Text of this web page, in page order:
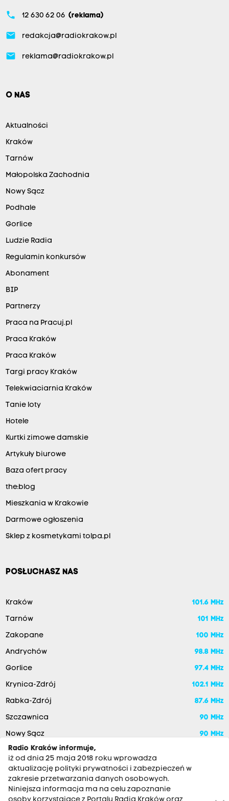
phone 12 630 62 06 (reklama)
email redakcja@radiokrakow.pl
email reklama@radiokrakow.pl
O NAS
Aktualności
Kraków
Tarnów
Małopolska Zachodnia
Nowy Sącz
Podhale
Gorlice
Ludzie Radia
Regulamin konkursów
Abonament
BIP
Partnerzy
Praca na Pracuj.pl
Praca Kraków
Praca Kraków
Targi pracy Kraków
Telekwiaciarnia Kraków
Tanie loty
Hotele
Kurtki zimowe damskie
Artykuły biurowe
Baza ofert pracy
the:blog
Mieszkania w Krakowie
Darmowe ogłoszenia
Sklep z kosmetykami tolpa.pl
POSŁUCHASZ NAS
Kraków 101.6 MHz
Tarnów 101 MHz
Zakopane 100 MHz
Andrychów 98.8 MHz
Gorlice 97.4 MHz
Krynica-Zdrój 102.1 MHz
Rabka-Zdrój 87.6 MHz
Szczawnica 90 MHz
Nowy Sącz
90 MHz
Radio Kraków informuje,
iż od dnia 25 maja 2018 roku wprowadza
aktualizację polityki prywatności i zabezpieczeń w
zakresie przetwarzania danych osobowych.
Niniejsza informacja ma na celu zapoznanie